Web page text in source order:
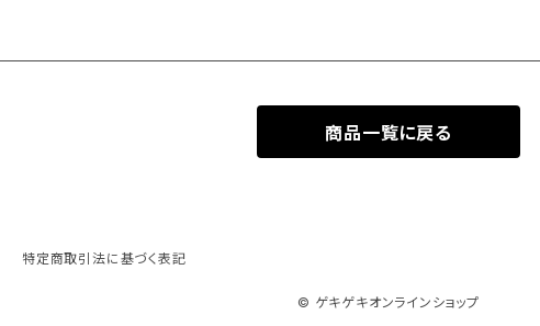
商品一覧に戻る
特定商取引法に基づく表記
© ゲキゲキオンラインショップ